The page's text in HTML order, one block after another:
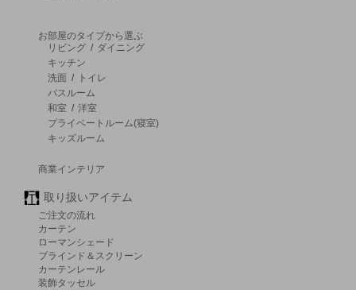
お部屋のタイプから選ぶ
リビング / ダイニング
キッチン
洗面 /
トイレ
バスルーム
和室 / 洋室
プライベートルーム(寝室)
キッズルーム
商業インテリア
取り扱いアイテム
ご注文の流れ
カーテン
ローマンシェード
ブラインド＆スクリーン
カーテンレール
装飾タッセル